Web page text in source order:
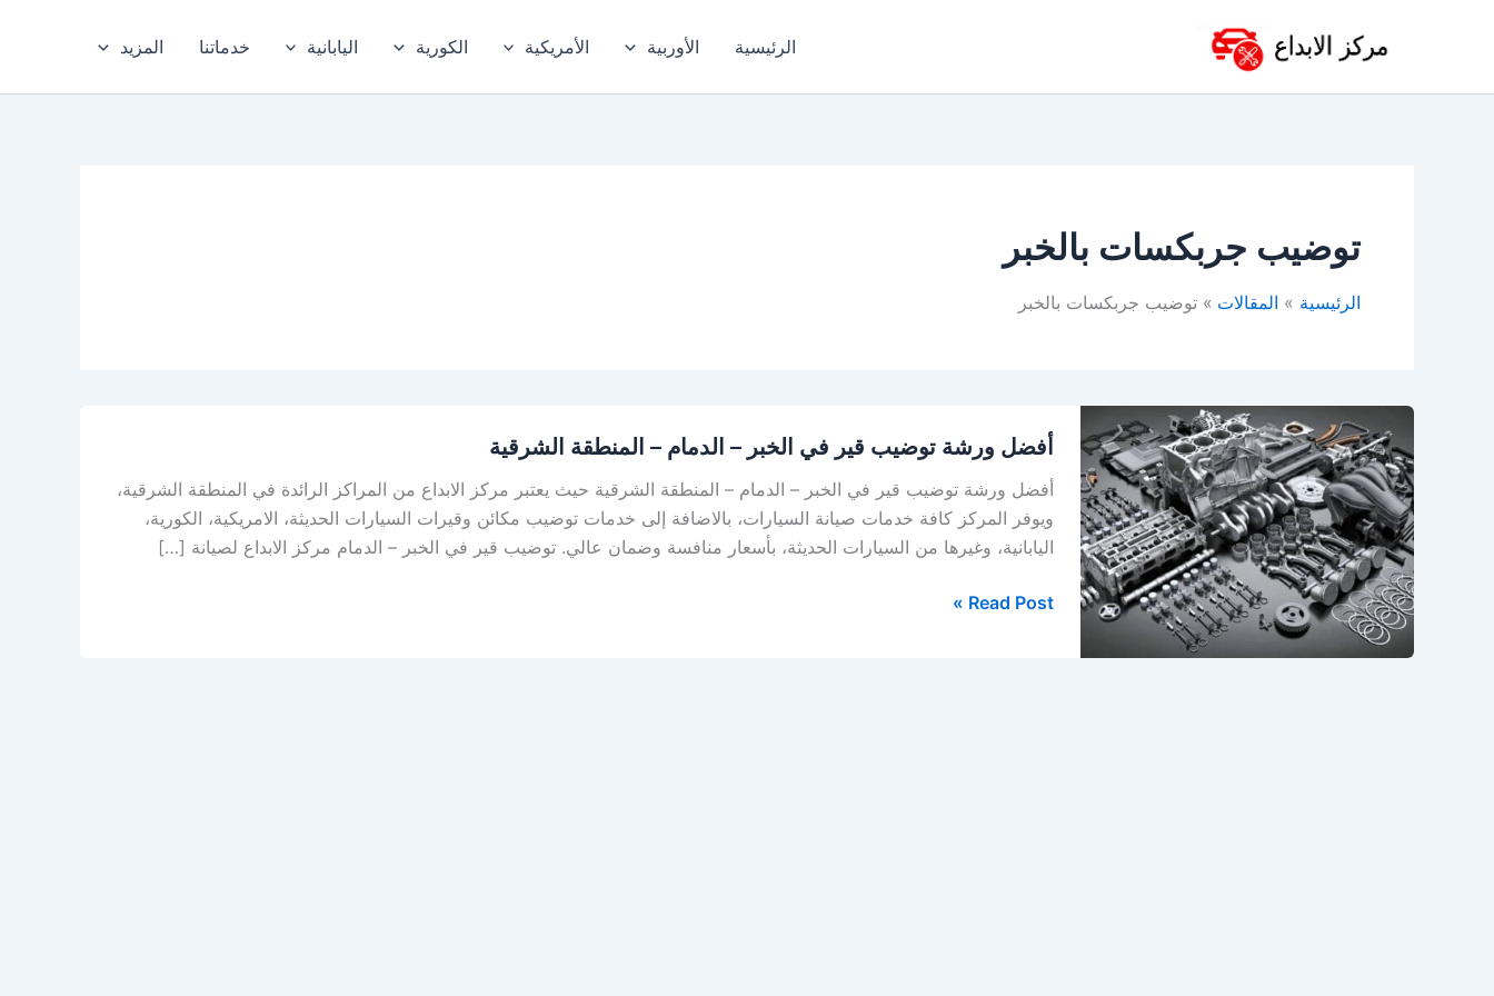
الرئيسية الأوربية الأمريكية الكورية اليابانية خدماتنا المزيد
توضيب جربكسات بالخبر
الرئيسية المقالات توضيب جربكسات بالخبر
أفضل ورشة توضيب قير في الخبر – الدمام – المنطقة الشرقية
أفضل ورشة توضيب قير في الخبر – الدمام – المنطقة الشرقية حيث يعتبر مركز الابداع من المراكز الرائدة في المنطقة الشرقية،
ويوفر المركز كافة خدمات صيانة السيارات، بالاضافة إلى خدمات توضيب مكائن وقيرات السيارات الحديثة، الامريكية، الكورية،
اليابانية، وغيرها من السيارات الحديثة، بأسعار منافسة وضمان عالي. توضيب قير في الخبر – الدمام مركز الابداع لصيانة […]
ورشة
توضيب
في
الخبر
–
Read Post »